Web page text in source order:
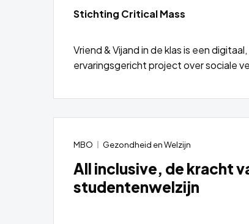
Stichting Critical Mass
Vriend & Vijand in de klas is een
ervaringsgericht project over sociale
meer
MBO Gezondheid en Welzijn
All inclusive, de kracht
studentenwelzijn